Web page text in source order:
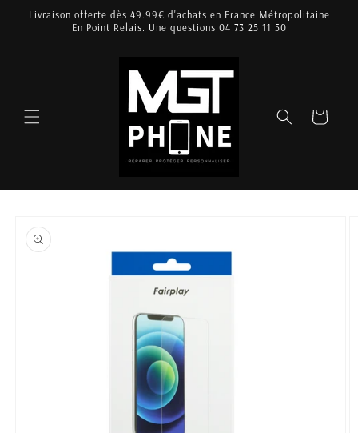
passer
Livraison offerte dès 49.99€ d'achats en France Métropolitaine
En Point Relais. Une questions 04 73 25 11 50
Panier
informations
produits